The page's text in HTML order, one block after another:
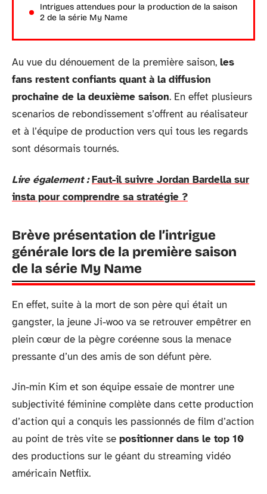
Intrigues attendues pour la production de la saison
2 de la série My Name
Au vue du dénouement de la première saison, les
fans restent confiants quant à la diffusion
prochaine de la deuxième saison. En effet plusieurs
scenarios de rebondissement s’offrent au réalisateur
et à l’équipe de production vers qui tous les regards
sont désormais tournés.
Lire également : Faut-il suivre Jordan Bardella sur
insta pour comprendre sa stratégie ?
Brève présentation de l’intrigue
générale lors de la première saison
de la série My Name
En effet, suite à la mort de son père qui était un
gangster, la jeune Ji-woo va se retrouver empêtrer en
plein cœur de la pègre coréenne sous la menace
pressante d’un des amis de son défunt père.
Jin-min Kim et son équipe essaie de montrer une
subjectivité féminine complète dans cette production
d’action qui a conquis les passionnés de film d’action
au point de très vite se positionner dans le top 10
des productions sur le géant du streaming vidéo
américain Netflix.